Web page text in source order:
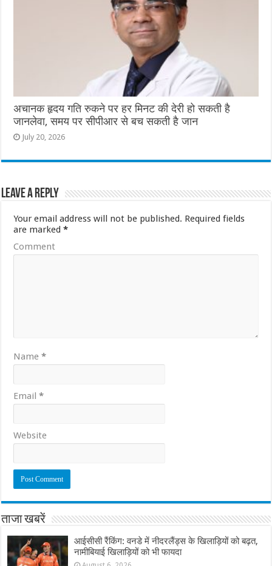
अचानक हृदय गति रुकने पर हर मिनट की देरी हो सकती है
जानलेवा, समय पर सीपीआर से बच सकती है जान
July 20, 2026
Leave a Reply
Your email address will not be published. Required fields
are marked*
Comment
Name*
Email*
Website
ताजा खबरें
आईसीसी रैंकिंग: वनडे में नीदरलैंड्स के खिलाड़ियों को बढ़त,
नामीबियाई खिलाड़ियों को भी फायदा